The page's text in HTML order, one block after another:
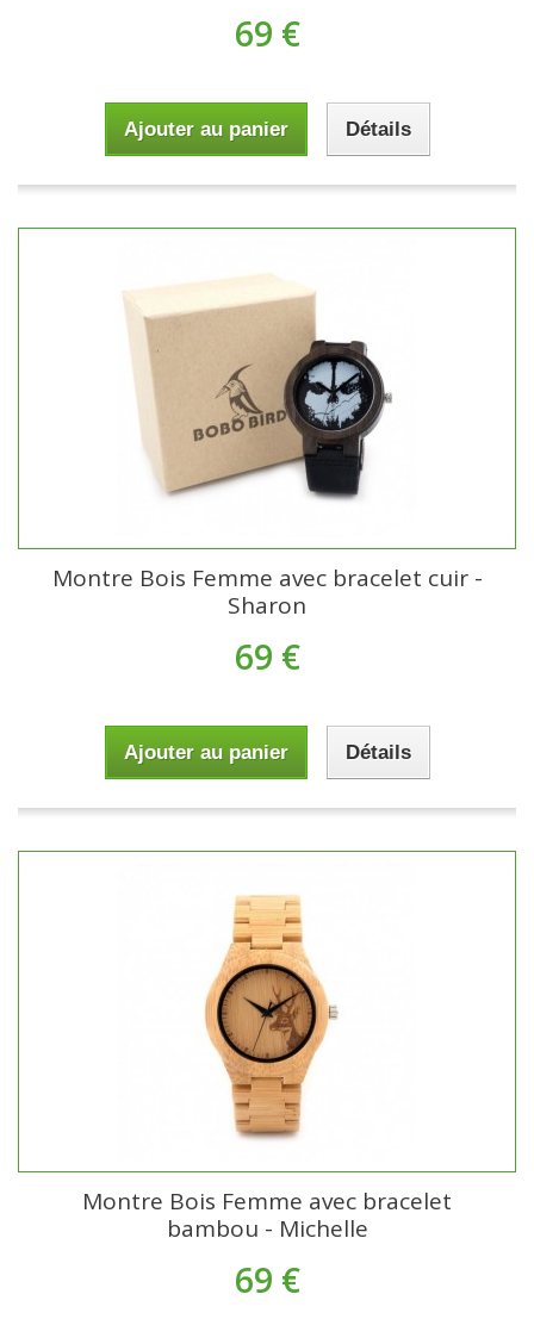
69 €
Ajouter au panier Détails
Montre Bois Femme avec bracelet cuir -
Sharon
69 €
Ajouter au panier Détails
Montre Bois Femme avec bracelet
bambou - Michelle
69 €